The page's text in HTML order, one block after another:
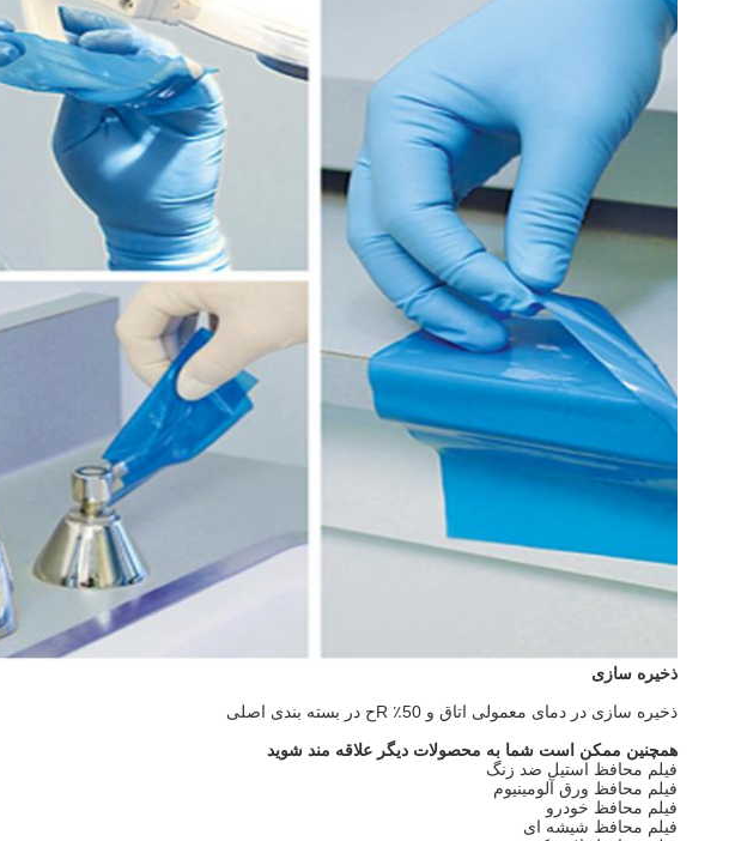
ذخیره سازی
ذخیره سازی در دمای معمولی اتاق و 50٪ R
ح در بسته بندی اصلی
همچنین ممکن است شما به محصولات دیگر علاقه مند شوید
فیلم محافظ استیل ضد زنگ
فیلم محافظ ورق آلومینیوم
فیلم محافظ خودرو
فیلم محافظ شیشه ای